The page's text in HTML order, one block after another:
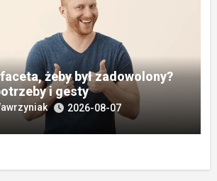
żeby był zadowolony?
i gesty
2026-08-07